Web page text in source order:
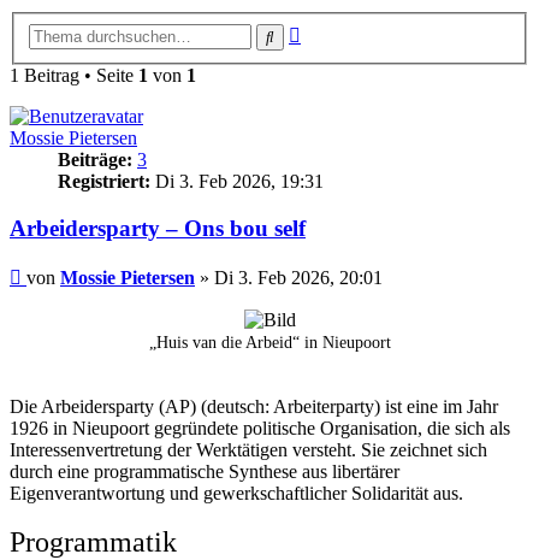
Suche
1 Beitrag • Seite 1 von 1
Mossie Pietersen
Beiträge: 3
Registriert: Di 3. Feb 2026, 19:31
Arbeidersparty – Ons bou self
Beitrag
von Mossie Pietersen » Di 3. Feb 2026, 20:01
„Huis van die Arbeid“ in Nieupoort
Die Arbeidersparty (AP) (deutsch: Arbeiterparty) ist eine im Jahr
1926 in Nieupoort gegründete politische Organisation, die sich als
Interessenvertretung der Werktätigen versteht. Sie zeichnet sich
durch eine programmatische Synthese aus libertärer
Eigenverantwortung und gewerkschaftlicher Solidarität aus.
Programmatik